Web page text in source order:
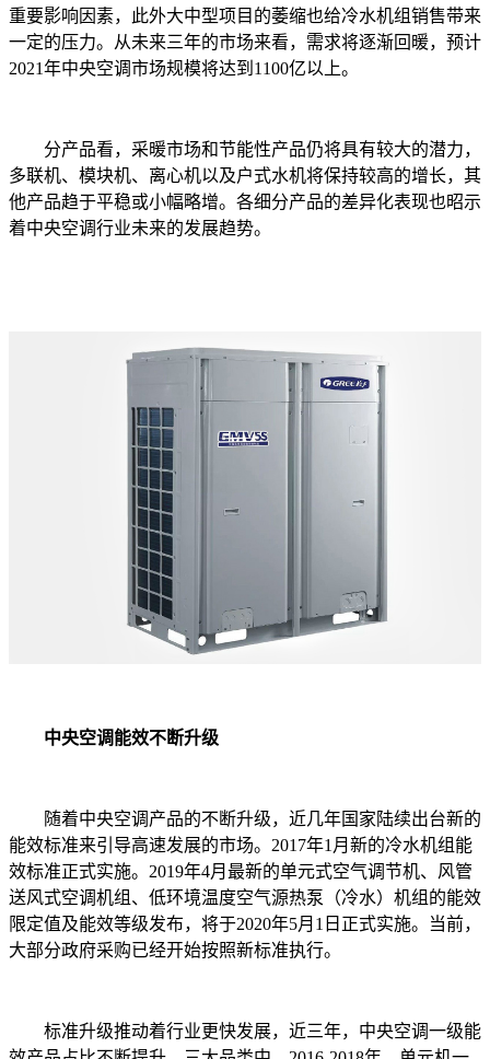
重要影响因素，此外大中型项目的萎缩也给冷水机组销售带来
一定的压力。从未来三年的市场来看，需求将逐渐回暖，预计
2021年中央空调市场规模将达到1100亿以上。
分产品看，采暖市场和节能性产品仍将具有较大的潜力，
多联机、模块机、离心机以及户式水机将保持较高的增长，其
他产品趋于平稳或小幅略增。各细分产品的差异化表现也昭示
着中央空调行业未来的发展趋势。
中央空调能效不断升级
随着中央空调产品的不断升级，近几年国家陆续出台新的
能效标准来引导高速发展的市场。2017年1月新的冷水机组能
效标准正式实施。2019年4月最新的单元式空气调节机、风管
送风式空调机组、低环境温度空气源热泵（冷水）机组的能效
限定值及能效等级发布，将于2020年5月1日正式实施。当前，
大部分政府采购已经开始按照新标准执行。
标准升级推动着行业更快发展，近三年，中央空调一级能